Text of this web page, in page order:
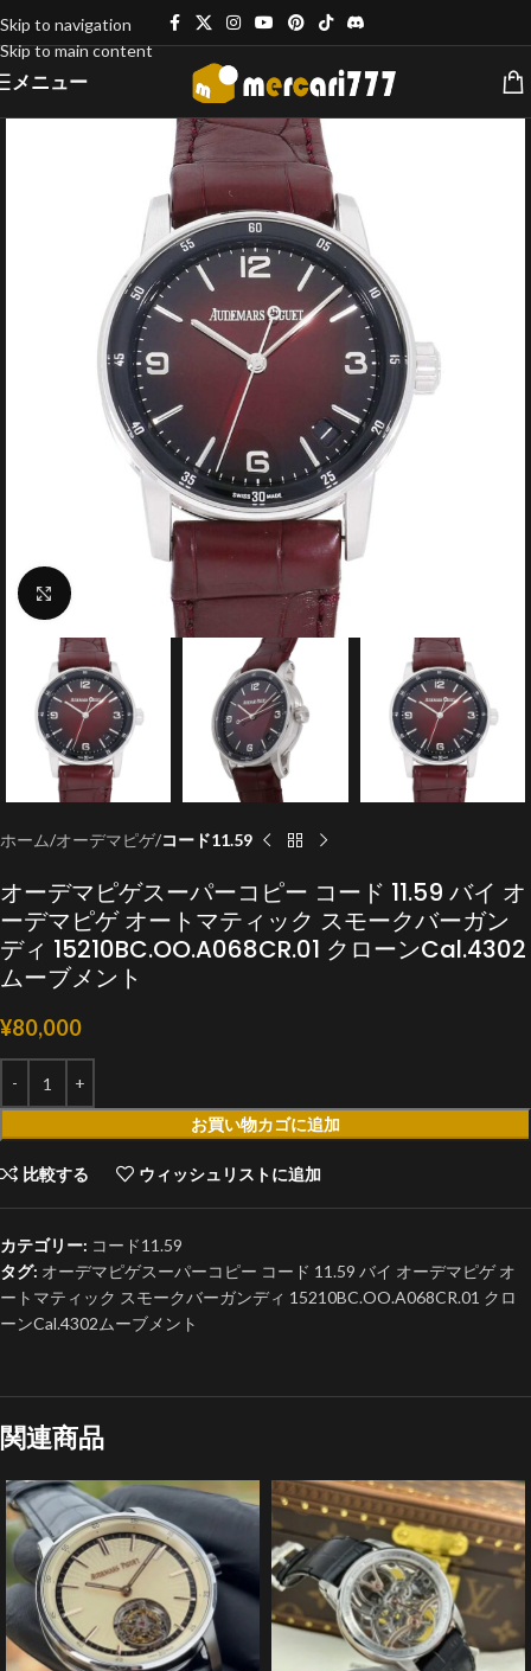
Skip to navigation
Skip to main content
メニュー
クリックで拡大
ホーム オーデマピゲ コード11.59
オーデマピゲスーパーコピー コード 11.59 バイ オ
ーデマピゲ オートマティック スモークバーガン
ディ 15210BC.OO.A068CR.01 クローンCal.4302
ムーブメント
¥80,000
お買い物カゴに追加
比較する ウィッシュリストに追加
カテゴリー: コード11.59
タグ: オーデマピゲスーパーコピー コード 11.59 バイ オーデマピゲ オ
ートマティック スモークバーガンディ 15210BC.OO.A068CR.01 クロ
ーンCal.4302ムーブメント
関連商品